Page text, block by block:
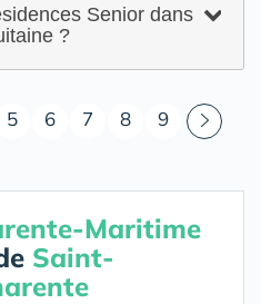
Senior dans
?
5 6 7 8 9
Maritime
Saint-